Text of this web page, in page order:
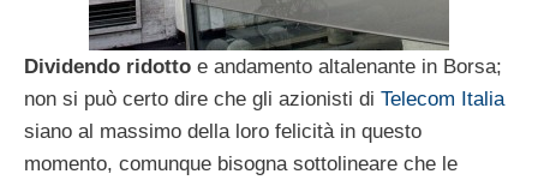
Dividendo ridotto e andamento altalenante in Borsa;
non si può certo dire che gli azionisti di Telecom Italia
siano al massimo della loro felicità in questo
momento, comunque bisogna sottolineare che le